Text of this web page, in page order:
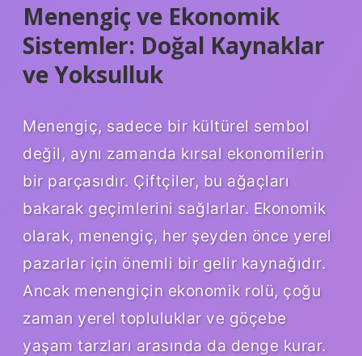
Menengiç ve Ekonomik
Sistemler: Doğal Kaynaklar
ve Yoksulluk
Menengiç, sadece bir kültürel sembol
değil, aynı zamanda kırsal ekonomilerin
bir parçasıdır. Çiftçiler, bu ağaçları
bakarak geçimlerini sağlarlar. Ekonomik
olarak, menengiç, her şeyden önce yerel
pazarlar için önemli bir gelir kaynağıdır.
Ancak menengiçin ekonomik rolü, çoğu
zaman yerel topluluklar ve göçebe
yaşam tarzları arasında da denge kurar.